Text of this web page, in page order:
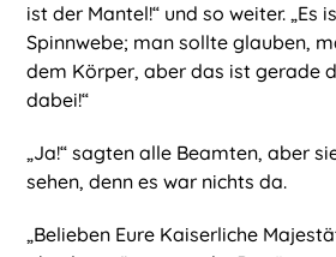
ist der Mantel!“ und so weiter. „Es
Spinnwebe; man sollte glauben,
dem Körper, aber das ist gerade
dabei!“
„Ja!“ sagten alle Beamten, aber
sehen, denn es war nichts da.
„Belieben Eure Kaiserliche